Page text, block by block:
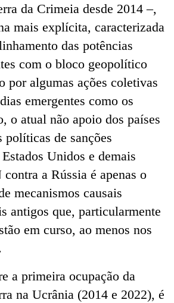
da Crimeia desde 2014 –,
mais explícita, caracterizada
das potências
com o bloco geopolítico
por algumas ações coletivas
emergentes como os
o atual não apoio dos países
de sanções
Unidos e demais
a Rússia é apenas o
mecanismos causais
antigos que, particularmente
em curso, ao menos nos
a primeira ocupação da
na Ucrânia (2014 e 2022), é